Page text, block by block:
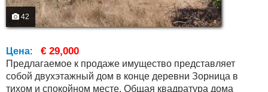
42
Цена: € 29,000
Предлагаемое к продаже имущество представляет
собой двухэтажный дом в конце деревни Зорница в
тихом и спокойном месте. Общая квадратура дома